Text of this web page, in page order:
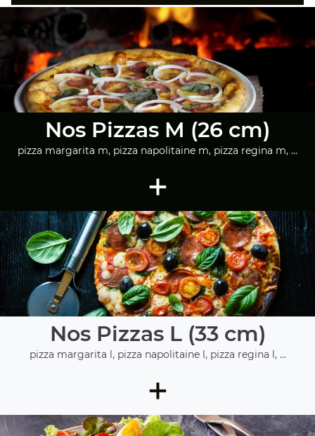
Nos Pizzas M (26 cm)
pizza margarita m, pizza napolitaine m, pizza regina m, ...
+
Nos Pizzas L (33 cm)
pizza margarita l, pizza napolitaine l, pizza regina l, ...
+